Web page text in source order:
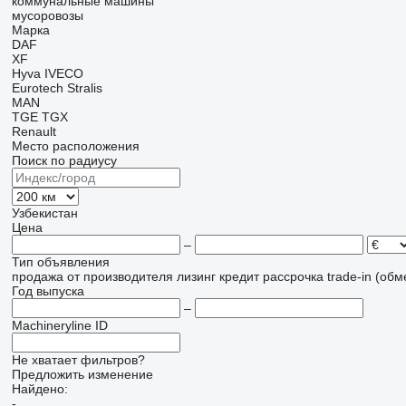
мусоровозы
Марка
DAF
XF
Hyva IVECO
Eurotech Stralis
MAN
TGE TGX
Renault
Место расположения
Поиск по радиусу
Узбекистан
Цена
–
Тип объявления
продажа от производителя лизинг кредит рассрочка trade-in
Год выпуска
–
Machineryline ID
Не хватает фильтров?
Предложить изменение
Найдено: